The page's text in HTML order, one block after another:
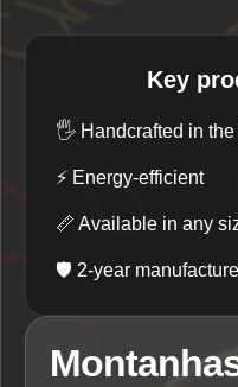
Key
🖐️ Handcrafted in the
⚡ Energy-efficient
📏 Available in any
🛡️ 2-year